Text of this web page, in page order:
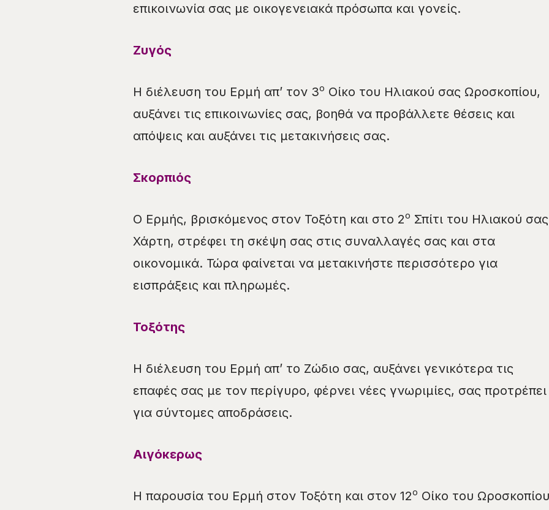
επικοινωνία σας με οικογενειακά πρόσωπα και γονείς.
Ζυγός
Η διέλευση του Ερμή απ’ τον 3ο Οίκο του Ηλιακού σας Ωροσκοπίου,
αυξάνει τις επικοινωνίες σας, βοηθά να προβάλλετε θέσεις και
απόψεις και αυξάνει τις μετακινήσεις σας.
Σκορπιός
Ο Ερμής, βρισκόμενος στον Τοξότη και στο 2ο Σπίτι του Ηλιακού σας
Χάρτη, στρέφει τη σκέψη σας στις συναλλαγές σας και στα
οικονομικά. Τώρα φαίνεται να μετακινήστε περισσότερο για
εισπράξεις και πληρωμές.
Τοξότης
Η διέλευση του Ερμή απ’ το Ζώδιο σας, αυξάνει γενικότερα τις
επαφές σας με τον περίγυρο, φέρνει νέες γνωριμίες, σας προτρέπει
για σύντομες αποδράσεις.
Αιγόκερως
Η παρουσία του Ερμή στον Τοξότη και στον 12ο Οίκο του Ωροσκοπίου